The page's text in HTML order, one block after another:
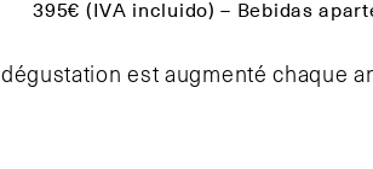
395€ (IVA incluido) – Bebidas
est augmenté chaque